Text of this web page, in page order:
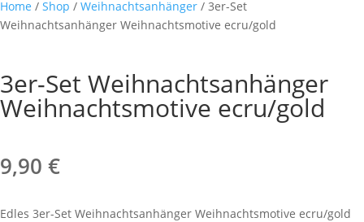
Home / Shop / Weihnachtsanhänger / 3er-Set
Weihnachtsanhänger Weihnachtsmotive ecru/gold
3er-Set Weihnachtsanhänger
Weihnachtsmotive ecru/gold
9,90 €
Edles 3er-Set Weihnachtsanhänger Weihnachtsmotive ecru/gold